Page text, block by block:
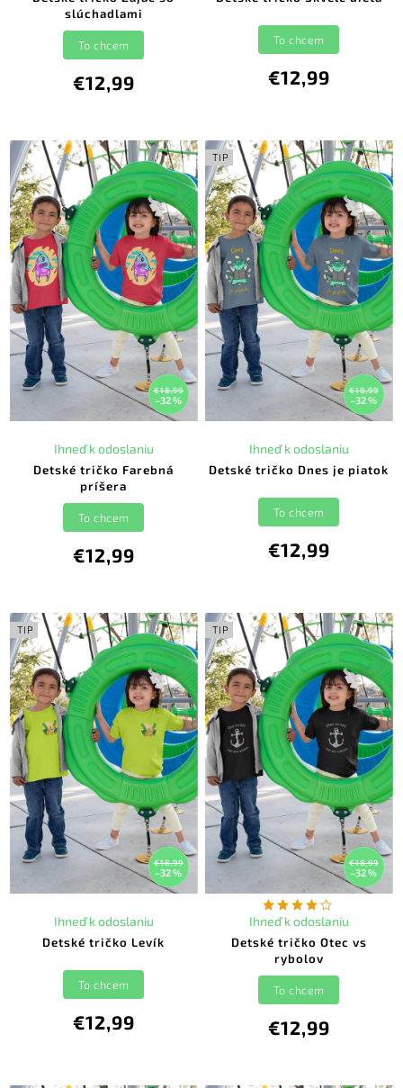
slúchadlami
€12,99
To chcem
€12,99
To chcem
€18,99
–32 %
Detské tričko Farebná
príšera
Ihneď k odoslaniu
€12,99
To chcem
TIP
€18,99
–32 %
Detské tričko Dnes je piatok
Ihneď k odoslaniu
€12,99
To chcem
TIP
€18,99
–32 %
Detské tričko Levík
Ihneď k odoslaniu
€12,99
To chcem
TIP
€18,99
–32 %
Detské tričko Otec vs
rybolov
Ihneď k odoslaniu
€12,99
To chcem